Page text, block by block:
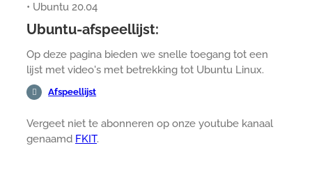
• Ubuntu 20.04
Ubuntu-afspeellijst:
Op deze pagina bieden we snelle toegang tot een
lijst met video's met betrekking tot Ubuntu Linux.
Afspeellijst
Vergeet niet te abonneren op onze youtube kanaal
genaamd FKIT.